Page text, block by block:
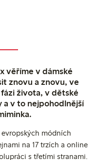
věříme v dámské
znovu a znovu, ve
života, v dětské
a v to nejpohodlnější
módních
na 17 trzích a online
s třetími stranami.